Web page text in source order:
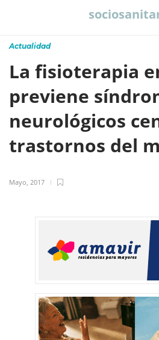
Actualidad
La fisioterapia
previene
neurológicos
trastornos del
Mayo, 2017